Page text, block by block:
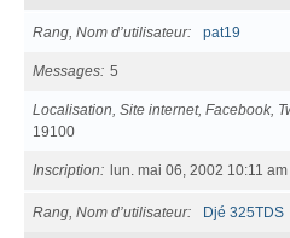
Rang, Nom d’utilisateur pat19
Messages 5
Localisation, Site internet, Facebook,
19100
Inscription lun. mai 06, 2002 10:11 am
Rang, Nom d’utilisateur Djé 325TDS